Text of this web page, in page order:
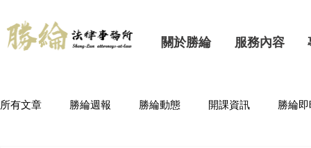
關於勝綸 服務內容
所有文章 勝綸週報 勝綸動態 開課資訊 勝綸